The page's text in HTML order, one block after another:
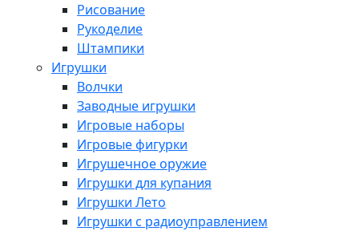
Рисование
Рукоделие
Штампики
Игрушки
Волчки
Заводные игрушки
Игровые наборы
Игровые фигурки
Игрушечное оружие
Игрушки для купания
Игрушки Лето
Игрушки с радиоуправлением